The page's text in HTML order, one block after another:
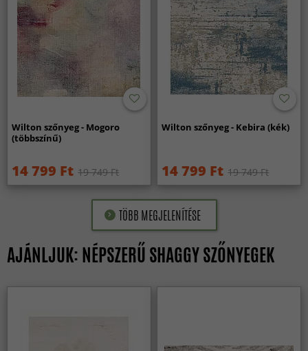
Wilton szőnyeg - Mogoro
(többszínű)
14 799 Ft 19 749 Ft
Wilton szőnyeg - Kebira (kék)
14 799 Ft 19 749 Ft
TÖBB MEGJELENÍTÉSE
AJÁNLJUK: NÉPSZERŰ SHAGGY SZŐNYEGEK